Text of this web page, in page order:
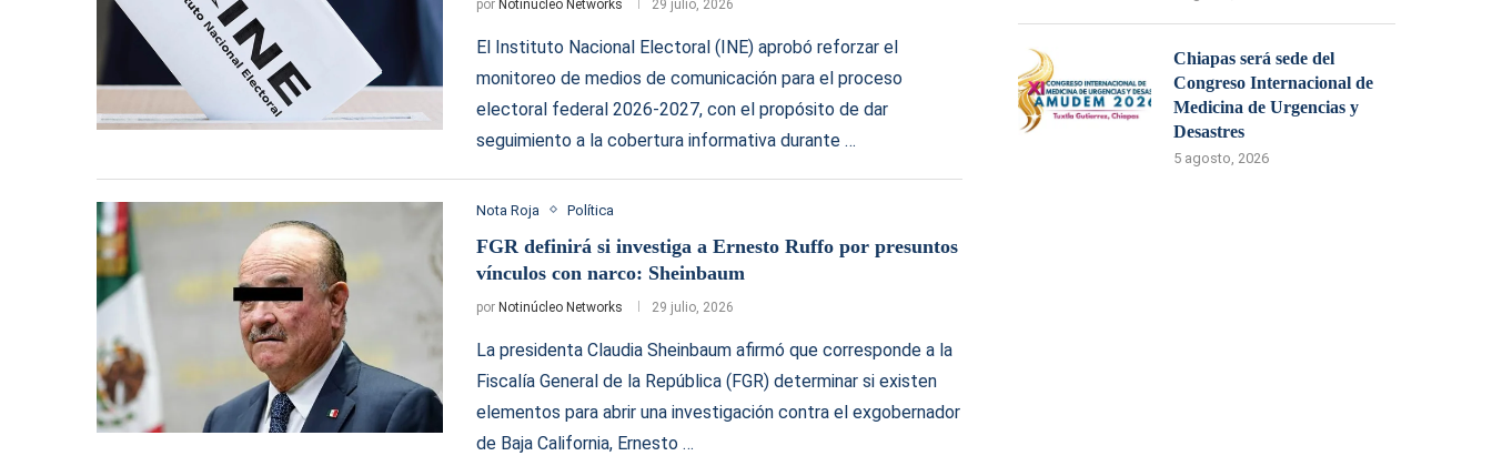
por Notinúcleo Networks 29 julio, 2026
El Instituto Nacional Electoral (INE) aprobó reforzar el
monitoreo de medios de comunicación para el proceso
electoral federal 2026-2027, con el propósito de dar
seguimiento a la cobertura informativa durante …
Nota Roja Política
FGR definirá si investiga a Ernesto Ruffo por presuntos
vínculos con narco: Sheinbaum
por Notinúcleo Networks 29 julio, 2026
La presidenta Claudia Sheinbaum afirmó que corresponde a la
Fiscalía General de la República (FGR) determinar si existen
elementos para abrir una investigación contra el exgobernador
de Baja California, Ernesto …
Chiapas será sede del
Congreso Internacional de
Medicina de Urgencias y
Desastres
5 agosto, 2026